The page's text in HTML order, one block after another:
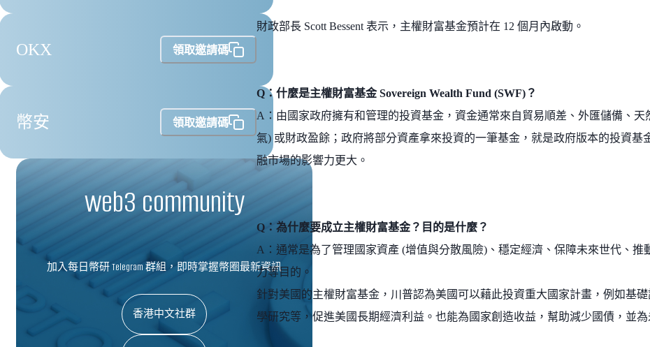
OKX 領取邀請碼
幣安 領取邀請碼
web3 community
加入每日幣研 Telegram 群組，即時掌握幣圈最新資訊
香港中文社群
財政部長 Scott Bessent 表示，主權財富基金預計在 12 個月內啟動。
Q：什麼是主權財富基金 Sovereign Wealth Fund (SWF)？
A：由國家政府擁有和管理的投資基金，資金通常來自貿易順差、外匯儲備、天
氣) 或財政盈餘；政府將部分資產拿來投資的一筆基金，就是政府版本的投資基
融市場的影響力更大。
Q：為什麼要成立主權財富基金？目的是什麼？
A：通常是為了管理國家資產 (增值與分散風險)、穩定經濟、保障未來世代、推
力等目的。
針對美國的主權財富基金，川普認為美國可以藉此投資重大國家計畫，例如基
學研究等，促進美國長期經濟利益。也能為國家創造收益，幫助減少國債，並